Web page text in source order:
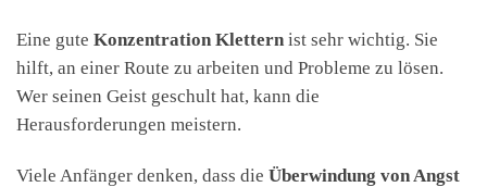
Eine gute Konzentration Klettern ist sehr wichtig. Sie
hilft, an einer Route zu arbeiten und Probleme zu lösen.
Wer seinen Geist geschult hat, kann die
Herausforderungen meistern.
Viele Anfänger denken, dass die Überwindung von Angst